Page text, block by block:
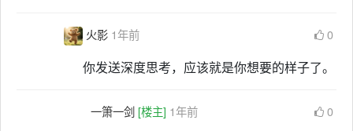
火影 1年前 0
你发送深度思考，应该就是你想要的样子了。
一箫一剑 [楼主] 1年前 0